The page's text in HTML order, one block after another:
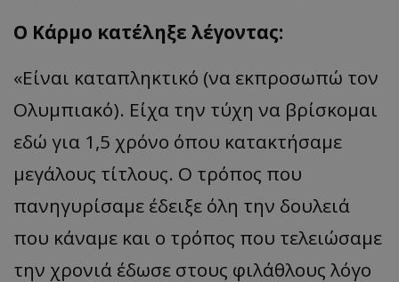
Ο Κάρμο κατέληξε λέγοντας:
«Είναι καταπληκτικό (να εκπροσωπώ τον
Ολυμπιακό). Είχα την τύχη να βρίσκομαι
εδώ για 1,5 χρόνο όπου κατακτήσαμε
μεγάλους τίτλους. Ο τρόπος που
πανηγυρίσαμε έδειξε όλη την δουλειά
που κάναμε και ο τρόπος που τελειώσαμε
την χρονιά έδωσε στους φιλάθλους λόγο